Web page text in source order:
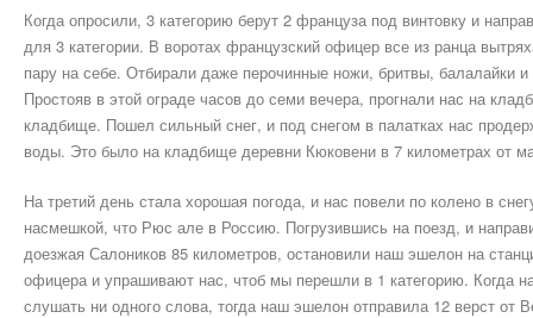
Когда опросили, 3 категорию берут 2 француза под винтовку и
для 3 категории. В воротах французский офицер все из ранца
пару на себе. Отбирали даже перочинные ножи, бритвы, балалайки
Простояв в этой ограде часов до семи вечера, прогнали нас на
кладбище. Пошел сильный снег, и под снегом в палатках нас
воды. Это было на кладбище деревни Кюковени в 7 километрах от
На третий день стала хорошая погода, и нас повели по колено в
насмешкой, что Рюс але в Россию. Погрузившись на поезд, и
доезжая Салоников 85 километров, остановили наш эшелон на
офицера и упрашивают нас, чтоб мы перешли в 1 категорию. Когда
слушать ни одного слова, тогда наш эшелон отправила 12 верст от